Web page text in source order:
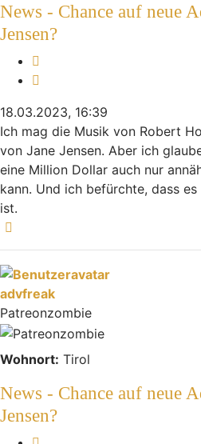
News - Chance auf neue
Jensen?
18.03.2023, 16:39
Ich mag die Musik von Robert
von Jane Jensen. Aber ich
eine Million Dollar auch nur
kann. Und ich befürchte, dass
ist.
advfreak
Patreonzombie
Wohnort: Tirol
News - Chance auf neue
Jensen?